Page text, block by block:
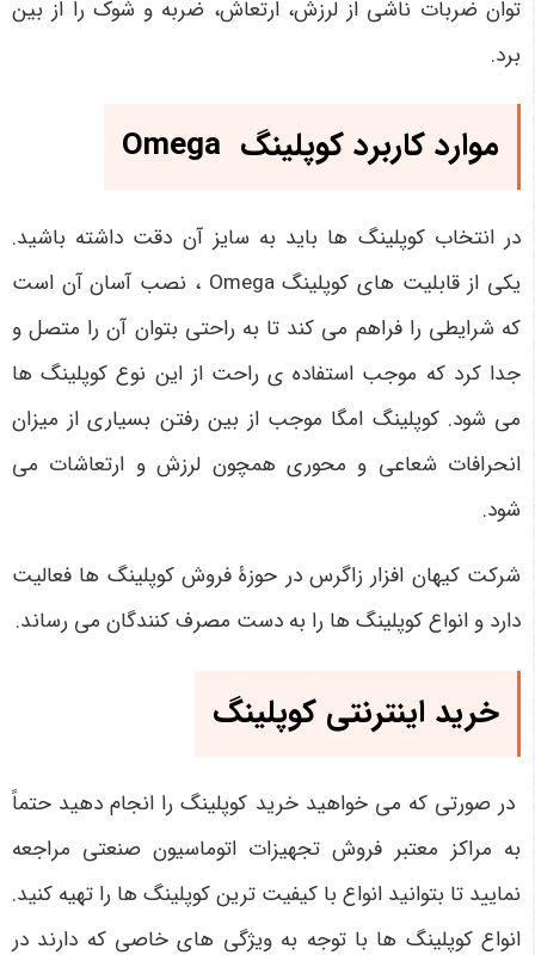
توان ضربات ناشی از لرزش، ارتعاش، ضربه و شوک را از بین
برد.
موارد کاربرد کوپلینگ
در انتخاب کوپلینگ ها باید به سایز آن دقت داشته باشید.
یکی از قابلیت های کوپلینگOmega ، نصب آسان آن است
که شرایطی را فراهم می کند تا به راحتی بتوان آن را متصل و
جدا کرد که موجب استفاده ی راحت از این نوع کوپلینگ ها
می شود. کوپلینگ امگا موجب از بین رفتن بسیاری از میزان
انحرافات شعاعی و محوری همچون لرزش و ارتعاشات می
شود.
شرکت کیهان افزار زاگرس در حوزۀ فروش کوپلینگ ها فعالیت
دارد و انواع کوپلینگ ها را به دست مصرف کنندگان می رساند.
خرید اینترنتی کوپلینگ
در صورتی که می ‌خواهید خرید کوپلینگ را انجام دهید حتماً
به مراکز معتبر فروش تجهیزات اتوماسیون صنعتی مراجعه
نمایید تا بتوانید انواع با کیفیت‌ ترین کوپلینگ‌ ها را تهیه کنید.
انواع کوپلینگ‌ ها با توجه به ویژگی ‌های خاصی که دارند در